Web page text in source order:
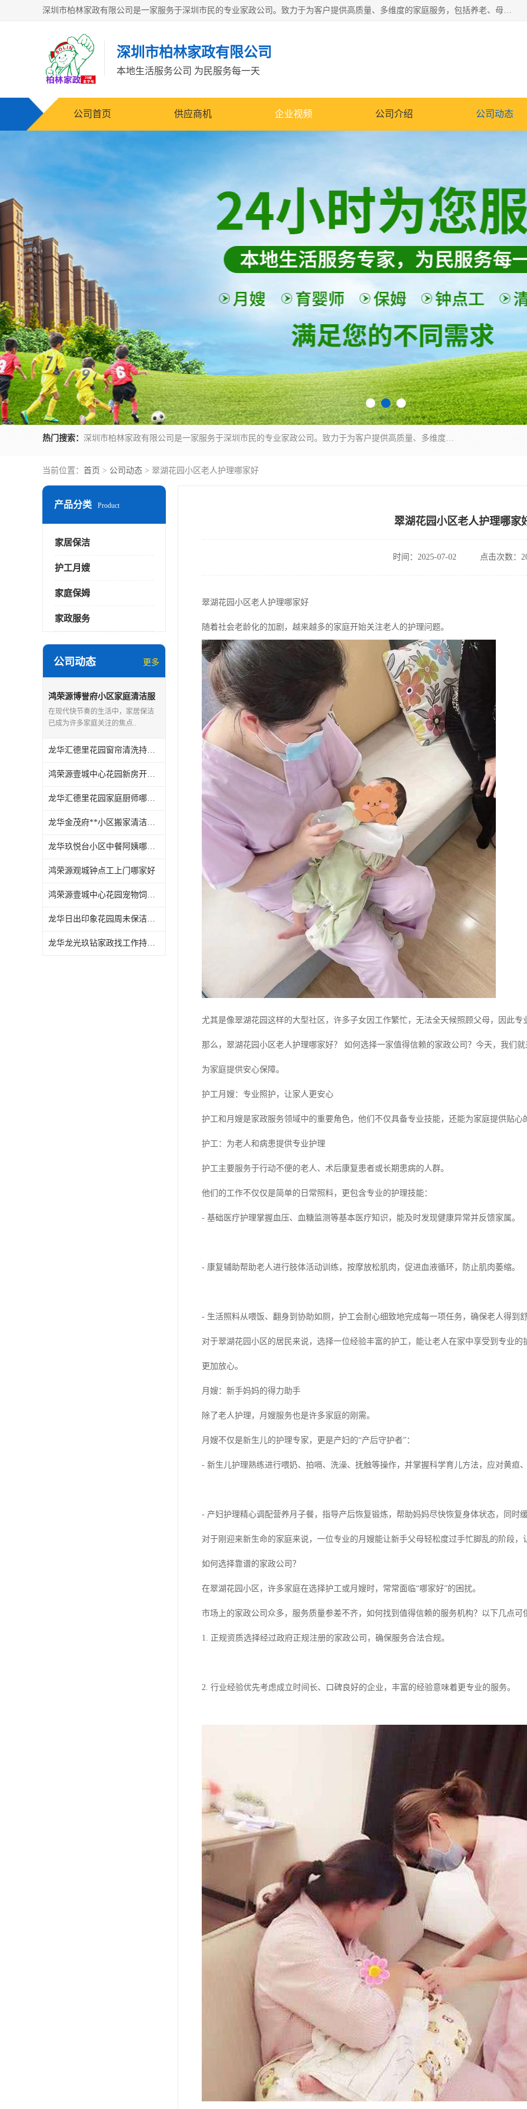
深圳市柏林家政有限公司是一家服务于深圳市民的专业家政公司。致力于为客户提供高质量、多维度的家庭服务，包括养老、母婴、月嫂育婴早教、康复理疗、家电清洗和保洁等方面的专业服务。
深圳市柏林家政有限公司
本地生活服务公司 为民服务每一天
公司首页 供应商机 企业视频 公司介绍 公司动态
热门搜索： 深圳市柏林家政有限公司是一家服务于深圳市民的专业家政公司。致力于为客户提供高质量、多维度的家庭服务，包括养老、母婴、月嫂育婴早教、康复理疗、家电清洗和保洁等方面的专业服务。
当前位置： 首页 > 公司动态 > 翠湖花园小区老人护理哪家好
产品分类 Product
家居保洁
护工月嫂
家庭保姆
家政服务
公司动态 更多
鸿荣源博誉府小区家庭清洁服
务怎么样
在现代快节奏的生活中，家居保洁
已成为许多家庭关注的焦点..
龙华汇德里花园窗帘清洗持证上岗
鸿荣源壹城中心花园新房开荒保洁怎么样
龙华汇德里花园家庭厨师哪家好
龙华金茂府**小区搬家清洁怎么样
龙华玖悦台小区中餐阿姨哪家好
鸿荣源观城钟点工上门哪家好
鸿荣源壹城中心花园宠物饲养上门服务哪家好
龙华日出印象花园周未保洁持证上岗
龙华龙光玖钻家政找工作持证上岗
翠湖花园小区老人护理哪家
时间：2025-07-02 点击次数：
翠湖花园小区老人护理哪家好
随着社会老龄化的加剧，越来越多的家庭开始关注老人的护理问题。
尤其是像翠湖花园这样的大型社区，许多子女因工作繁忙，无法全天候照顾父母，因此专
那么，翠湖花园小区老人护理哪家好？ 如何选择一家值得信赖的家政公司？今天，我们
为家庭提供安心保障。
护工月嫂：专业照护，让家人更安心
护工和月嫂是家政服务领域中的重要角色，他们不仅具备专业技能，还能为家庭提供贴心
护工：为老人和病患提供专业护理
护工主要服务于行动不便的老人、术后康复患者或长期患病的人群。
他们的工作不仅仅是简单的日常照料，更包含专业的护理技能：
- 基础医疗护理掌握血压、血糖监测等基本医疗知识，能及时发现健康异常并反馈家属。
- 康复辅助帮助老人进行肢体活动训练，按摩放松肌肉，促进血液循环，防止肌肉萎缩。
- 生活照料从喂饭、翻身到协助如厕，护工会耐心细致地完成每一项任务，确保老人得到
对于翠湖花园小区的居民来说，选择一位经验丰富的护工，能让老人在家中享受到专业
更加放心。
月嫂：新手妈妈的得力助手
除了老人护理，月嫂服务也是许多家庭的刚需。
月嫂不仅是新生儿的护理专家，更是产妇的“产后守护者”：
- 新生儿护理熟练进行喂奶、拍嗝、洗澡、抚触等操作，并掌握科学育儿方法，应对黄疸
- 产妇护理精心调配营养月子餐，指导产后恢复锻炼，帮助妈妈尽快恢复身体状态，同时
对于刚迎来新生命的家庭来说，一位专业的月嫂能让新手父母轻松度过手忙脚乱的阶段，
如何选择靠谱的家政公司？
在翠湖花园小区，许多家庭在选择护工或月嫂时，常常面临“哪家好”的困扰。
市场上的家政公司众多，服务质量参差不齐，如何找到值得信赖的服务机构？以下几点可
1. 正规资质选择经过政府正规注册的家政公司，确保服务合法合规。
2. 行业经验优先考虑成立时间长、口碑良好的企业，丰富的经验意味着更专业的服务。